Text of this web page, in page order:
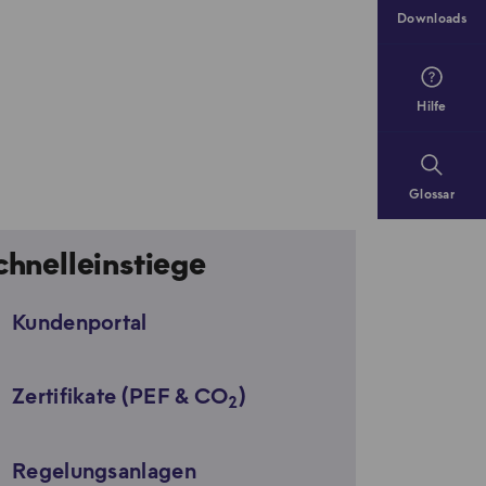
Kundenportal
Zertifikate (PEF & CO2)
Regelungsanlagen
Downloads
Hilfe
Glossar